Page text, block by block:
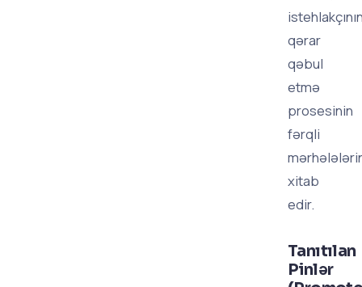
qərar
qəbul
etmə
prosesinin
fərqli
xitab
edir.
Tanıtılan
Pinlər